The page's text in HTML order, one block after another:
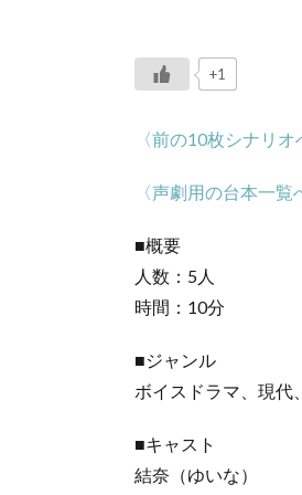
+1
〈前の10枚シナリオ
〈声劇用の台本一覧
■概要
人数：5人
時間：10分
■ジャンル
ボイスドラマ、現代
■キャスト
結奈（ゆいな）